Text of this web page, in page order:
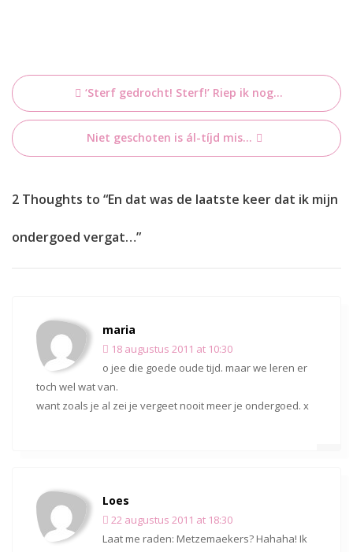
Bericht
navigatie
‘Sterf gedrocht! Sterf!’ Riep ik nog…
Niet geschoten is ál-tíjd mis…
2 Thoughts to “En dat was de laatste keer dat ik mijn
ondergoed vergat…”
maria
18 augustus 2011 at 10:30
o jee die goede oude tijd. maar we leren er
toch wel wat van.
want zoals je al zei je vergeet nooit meer je ondergoed. x
Loes
22 augustus 2011 at 18:30
Laat me raden: Metzemaekers? Hahaha! Ik